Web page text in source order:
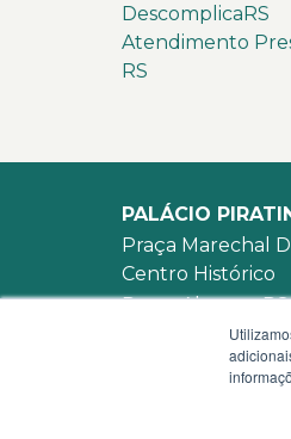
DescomplicaRS
Atendimento
RS
PALÁCIO
Praça Marechal
Centro Histórico
Porto Alegre -
WhatsApp:(51)